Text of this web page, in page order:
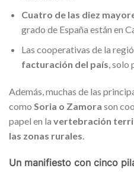
Cuatro de las diez
grado de España están en
Las cooperativas de la
facturación del país, solo
Además, muchas de las
como Soria o Zamora son
papel en la vertebración
las zonas rurales.
Un manifiesto con cinco